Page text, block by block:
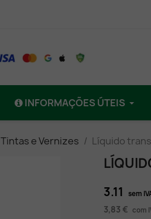
INFORMAÇÕES ÚTEIS
Tintas e Vernizes Líquido
3.11 sem
3,83 € com